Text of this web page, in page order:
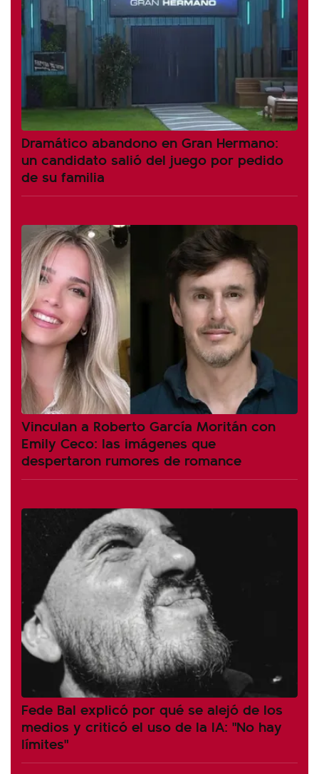
Dramático abandono en Gran Hermano:
un candidato salió del juego por pedido
de su familia
Vinculan a Roberto García Moritán con
Emily Ceco: las imágenes que
despertaron rumores de romance
Fede Bal explicó por qué se alejó de los
medios y criticó el uso de la IA: "No hay
límites"